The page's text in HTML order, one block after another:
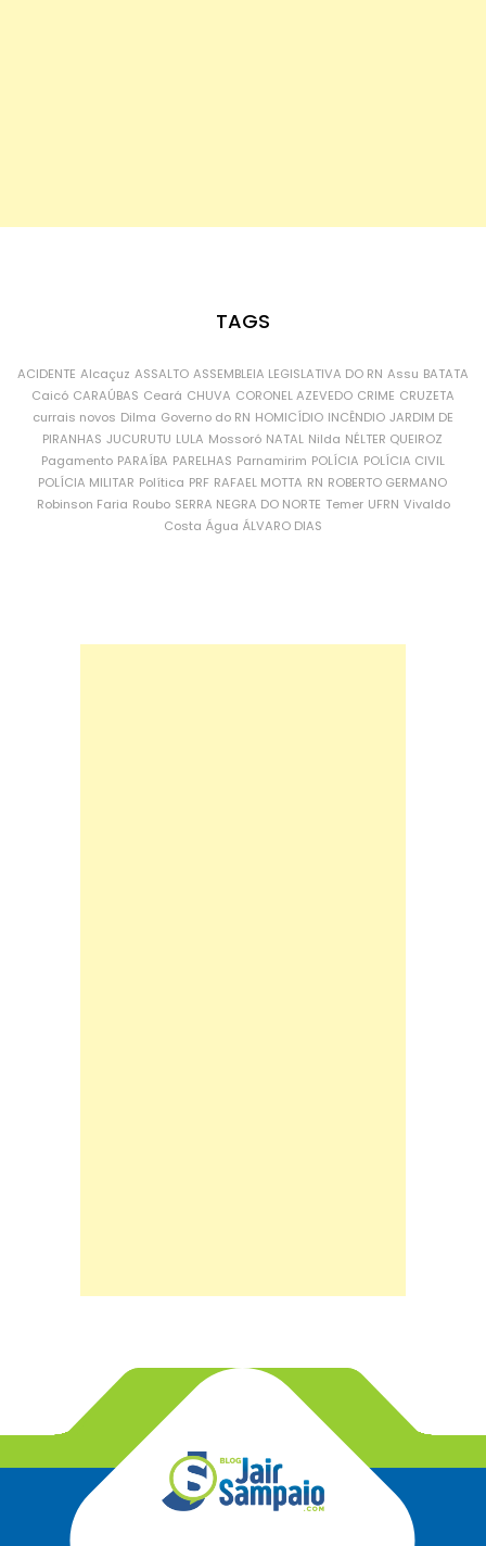
TAGS
ACIDENTE Alcaçuz ASSALTO ASSEMBLEIA LEGISLATIVA DO RN Assu BATATA
Caicó CARAÚBAS Ceará CHUVA CORONEL AZEVEDO CRIME CRUZETA
currais novos Dilma Governo do RN HOMICÍDIO INCÊNDIO JARDIM DE
PIRANHAS JUCURUTU LULA Mossoró NATAL Nilda NÉLTER QUEIROZ
Pagamento PARAÍBA PARELHAS Parnamirim POLÍCIA POLÍCIA CIVIL
POLÍCIA MILITAR Política PRF RAFAEL MOTTA RN ROBERTO GERMANO
Robinson Faria Roubo SERRA NEGRA DO NORTE Temer UFRN Vivaldo
Costa Água ÁLVARO DIAS